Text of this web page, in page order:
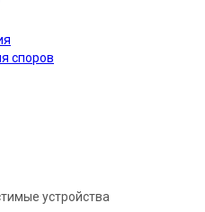
споров
устройства